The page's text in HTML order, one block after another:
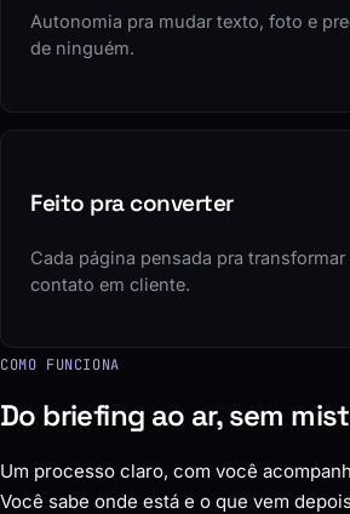
Autonomia pra mudar texto, foto e
de ninguém.
Feito pra converter
Cada página pensada pra
contato em cliente.
COMO FUNCIONA
Do briefing ao ar, sem
Um processo claro, com você
Você sabe onde está e o que vem